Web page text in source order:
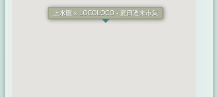
上水匯 x LOCOLOCO - 夏日週末市集